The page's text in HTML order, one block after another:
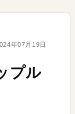
年07月19日
プル